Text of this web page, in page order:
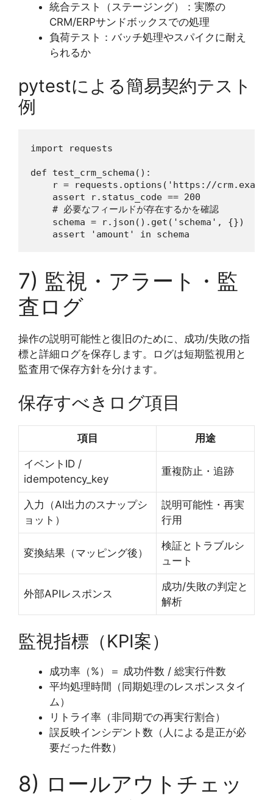
統合テスト（ステージング）：実際の
CRM/ERPサンドボックスでの処理
負荷テスト：バッチ処理やスパイクに耐え
られるか
pytestによる簡易契約テスト
例
import requests
def test_crm_schema():
r = requests.options('https://
    assert r.status_code == 200
    # 必要なフィールドが存在するかを確認
    schema = r.json().get('schema', {})
7) 監視・アラート・監
査ログ
操作の説明可能性と復旧のために、成功/失敗の指
標と詳細ログを保存します。ログは短期監視用と
監査用で保存方針を分けます。
保存すべきログ項目
項目 用途
イベントID /
idempotency_key
重複防止・追跡
入力（AI出力のスナップシ
ョット）
説明可能性・再実
行用
変換結果（マッピング後）
検証とトラブルシ
ュート
外部APIレスポンス
成功/失敗の判定と
解析
監視指標（KPI案）
成功率（%）＝ 成功件数 / 総実行件数
平均処理時間（同期処理のレスポンスタイ
ム）
リトライ率（非同期での再実行割合）
誤反映インシデント数（人による是正が必
要だった件数）
8) ロールアウトチェッ